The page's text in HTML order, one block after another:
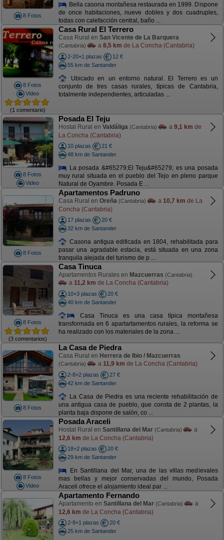
8 Fotos
Bella casona montañesa restaurada en 1999. Dispone
de once habitaciones, nueve dobles y dos cuadruples,
todas con calefacción central, baño ...
8 Fotos
Video
(1 comentario)
Casa Rural El Terrero
Casa Rural en San Vicente de La Barquera
(Cantabria) a 8,5 km de La Concha (Cantabria)
2-20+1 plazas
12 €
55 km de Santander
Ubicado en un entorno natural. El Terrero es un
conjunto de tres casas rurales, típicas de Cantabria,
totalmente independientes, articuladas ...
8 Fotos
Video
Posada El Teju
Hostal Rural en Valdáliga (Cantabria) a 9,1 km de
La Concha (Cantabria)
10 plazas
21 €
48 km de Santander
La posada &#65279;El Teju&#65279; es una posada
muy rural situada en el pueblo del Tejo en pleno parque
Natural de Oyambre. Posada E ...
8 Fotos
Apartamentos Padruno
Casa Rural en Oreña (Cantabria) a 10,7 km de La
Concha (Cantabria)
17 plazas
20 €
32 km de Santander
Casona antigua edificada en 1804, rehabilitada para
pasar una agradable estacia, está situada en una zona
tranquila alejada del turismo de p ...
8 Fotos
(3 comentarios)
Casa Tinuca
Apartamentos Rurales en Mazcuerras (Cantabria)
a 11,2 km de La Concha (Cantabria)
10+3 plazas
20 €
40 km de Santander
Casa Tinuca es una casa típica montañesa
transformada en 6 apartartamentos rurales, la reforma se
ha realizado con los materiales de la zona ...
8 Fotos
La Casa de Piedra
Casa Rural en Herrera de Ibio / Mazcuerras
(Cantabria) a 11,9 km de La Concha (Cantabria)
2-8+2 plazas
27 €
42 km de Santander
La Casa de Piedra es una reciente rehabilitación de
una antigua casa de pueblo, que consta de 2 plantas, la
planta baja dispone de salón, co ...
8 Fotos
Video
Posada Araceli
Hostal Rural en Santillana del Mar (Cantabria)
a
12,6 km de La Concha (Cantabria)
18+2 plazas
20 €
29 km de Santander
En Santillana del Mar, una de las villas medievales
mas bellas y mejor conservadas del mundo, Posada
Araceli ofrece el alojamiento ideal par ...
Apartamento Fernando
Apartamento en Santillana del Mar (Cantabria)
a
12,6 km de La Concha (Cantabria)
2-8+1 plazas
20 €
25 km de Santander